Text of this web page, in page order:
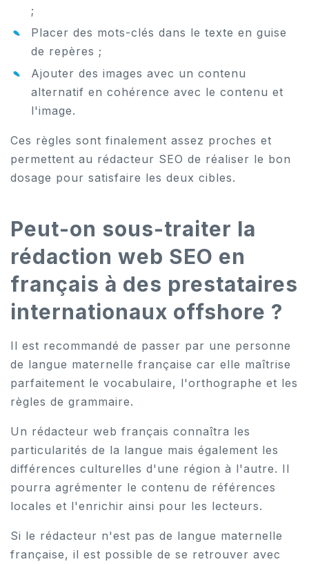
;
Placer des mots-clés dans le texte en guise
de repères ;
Ajouter des images avec un contenu
alternatif en cohérence avec le contenu et
l'image.
Ces règles sont finalement assez proches et
permettent au rédacteur SEO de réaliser le bon
dosage pour satisfaire les deux cibles.
Peut-on sous-traiter la
rédaction web SEO en
français à des prestataires
internationaux offshore ?
Il est recommandé de passer par une personne
de langue maternelle française car elle maîtrise
parfaitement le vocabulaire, l'orthographe et les
règles de grammaire.
Un rédacteur web français connaîtra les
particularités de la langue mais également les
différences culturelles d'une région à l'autre. Il
pourra agrémenter le contenu de références
locales et l'enrichir ainsi pour les lecteurs.
Si le rédacteur n'est pas de langue maternelle
française, il est possible de se retrouver avec